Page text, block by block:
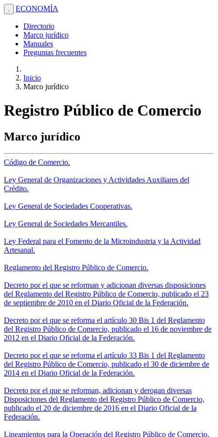
. ECONOMÍA
Directorio
Marco jurídico
Manuales
Preguntas frecuentes
Inicio
Marco jurídico
Registro Público de Comercio
Marco jurídico
Código de Comercio.
Ley General de Organizaciones y Actividades Auxiliares del
Crédito.
Ley General de Sociedades Cooperativas.
Ley General de Sociedades Mercantiles.
Ley Federal para el Fomento de la Microindustria y la Actividad
Artesanal.
Reglamento del Registro Público de Comercio.
Decreto por el que se reforman y adicionan diversas disposiciones
del Reglamento del Registro Público de Comercio, publicado el 23
de septiembre de 2010 en el Diario Oficial de la Federación.
Decreto por el que se reforma el artículo 30 Bis 1 del Reglamento
del Registro Público de Comercio, publicado el 16 de noviembre de
2012 en el Diario Oficial de la Federación.
Decreto por el que se reforma el artículo 33 Bis 1 del Reglamento
del Registro Público de Comercio, publicado el 30 de diciembre de
2014 en el Diario Oficial de la Federación.
Decreto por el que se reforman, adicionan y derogan diversas
Disposiciones del Reglamento del Registro Público de Comercio,
publicado el 20 de diciembre de 2016 en el Diario Oficial de la
Federación.
Lineamientos para la Operación del Registro Público de Comercio.